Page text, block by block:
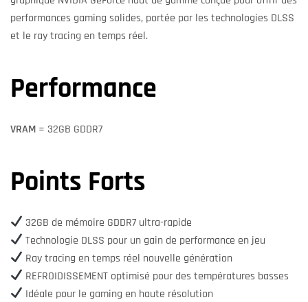
performances gaming solides, portée par les technologies DLSS
et le ray tracing en temps réel.
Performance
VRAM = 32GB GDDR7
Points Forts
32GB de mémoire GDDR7 ultra-rapide
Technologie DLSS pour un gain de performance en jeu
Ray tracing en temps réel nouvelle génération
REFROIDISSEMENT optimisé pour des températures basses
Idéale pour le gaming en haute résolution